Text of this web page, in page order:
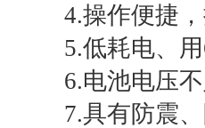
4.操作便捷
5.低耗电、
6.电池电压
7.具有防震